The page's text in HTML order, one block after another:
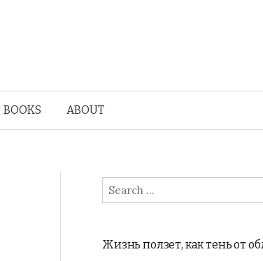
BOOKS ABOUT
Search
for:
Жизнь ползет, как тень от